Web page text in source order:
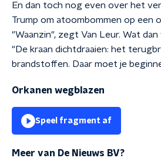
En dan toch nog even over het
Trump om atoombommen op een
"Waanzin", zegt Van Leur. Wat
"De kraan dichtdraaien: het
brandstoffen. Daar moet je
Orkanen wegblazen
Speel fragment af
Meer van De Nieuws BV?